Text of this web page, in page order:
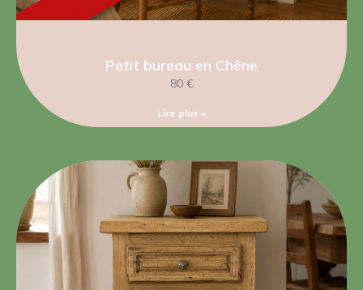
Petit bureau en Chêne
80 €
Lire plus »